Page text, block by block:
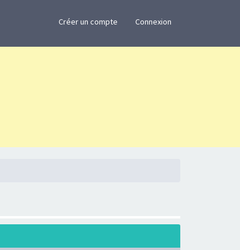
Créer un compte Connexion